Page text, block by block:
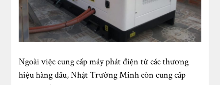
Ngoài việc cung cấp máy phát điện từ các thương
hiệu hàng đầu, Nhật Trường Minh còn cung cấp